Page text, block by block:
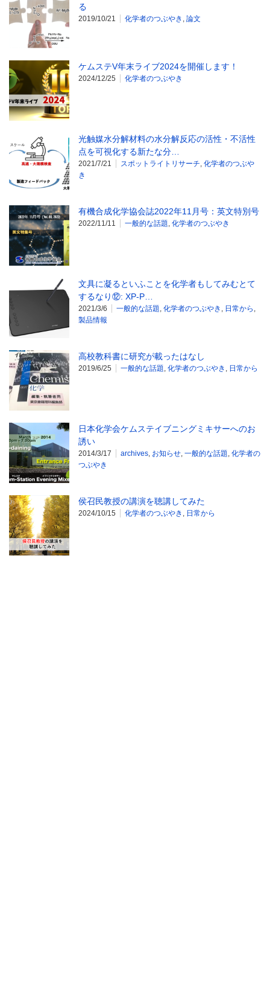
る
2019/10/21 化学者のつぶやき , 論文
ケムステV年末ライブ2024を開催します！
2024/12/25 化学者のつぶやき
光触媒水分解材料の水分解反応の活性・不活性
点を可視化する新たな分…
2021/7/21 スポットライトリサーチ, 化学者のつぶや
き
有機合成化学協会誌2022年11月号：英文特別号
2022/11/11 一般的な話題, 化学者のつぶやき
文具に凝るといふことを化学者もしてみむとて
するなり⑫: XP-P…
2021/3/6 一般的な話題, 化学者のつぶやき , 日常から ,
製品情報
高校教科書に研究が載ったはなし
2019/6/25 一般的な話題, 化学者のつぶやき , 日常から
日本化学会ケムステイブニングミキサーへのお
誘い
2014/3/17 archives, お知らせ, 一般的な話題, 化学者の
つぶやき
侯召民教授の講演を聴講してみた
2024/10/15 化学者のつぶやき , 日常から